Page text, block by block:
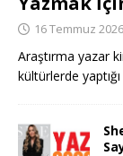
16 Temmuz 2026
Araştırma yazar
kültürlerde yaptığı